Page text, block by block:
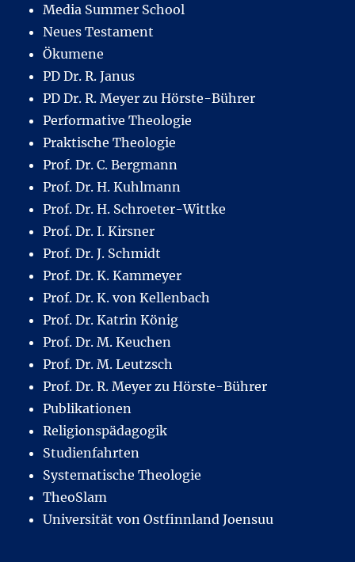
Media Summer School
Neues Testament
Ökumene
PD Dr. R. Janus
PD Dr. R. Meyer zu Hörste-Bührer
Performative Theologie
Praktische Theologie
Prof. Dr. C. Bergmann
Prof. Dr. H. Kuhlmann
Prof. Dr. H. Schroeter-Wittke
Prof. Dr. I. Kirsner
Prof. Dr. J. Schmidt
Prof. Dr. K. Kammeyer
Prof. Dr. K. von Kellenbach
Prof. Dr. Katrin König
Prof. Dr. M. Keuchen
Prof. Dr. M. Leutzsch
Prof. Dr. R. Meyer zu Hörste-Bührer
Publikationen
Religionspädagogik
Studienfahrten
Systematische Theologie
TheoSlam
Universität von Ostfinnland Joensuu